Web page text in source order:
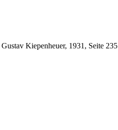
Kiepenheuer, 1931, Seite 235